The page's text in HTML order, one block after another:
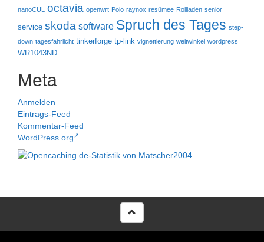
nanoCUL octavia openwrt Polo raynox resümee Rollladen senior
service skoda software Spruch des Tages step-
down tagesfahrlicht tinkerforge tp-link vignettierung weitwinkel wordpress
WR1043ND
Meta
Anmelden
Eintrags-Feed
Kommentar-Feed
WordPress.org